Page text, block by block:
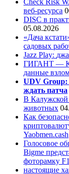
веб-ресурса
DISC в
05.08.2026
«Дача
садовых
Jazz Play:
ГИГАНТ —
данные
UDV Group:
ждать патча
В Калужской
животных
Как
Yaobmen.cash
Голосовое
Bigme
фоторамку
настоящие